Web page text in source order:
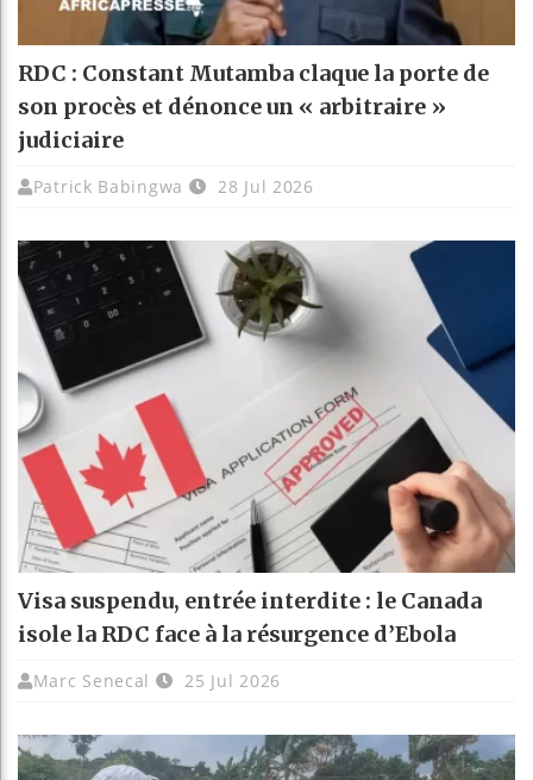
RDC : Constant Mutamba claque la porte de
son procès et dénonce un « arbitraire »
judiciaire
Patrick Babingwa 28 Jul 2026
Visa suspendu, entrée interdite : le Canada
isole la RDC face à la résurgence d’Ebola
Marc Senecal 25 Jul 2026